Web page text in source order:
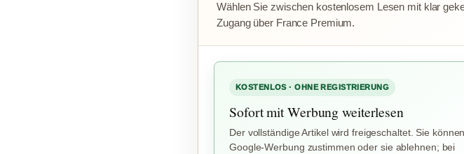
Wählen Sie zwischen kostenlosem Lesen mit klar
Zugang über France Premium.
KOSTENLOS · OHNE REGISTRIERUNG
Sofort mit Werbung weiterlesen
Der vollständige Artikel wird freigeschaltet. Sie können
Google-Werbung zustimmen oder sie ablehnen; bei